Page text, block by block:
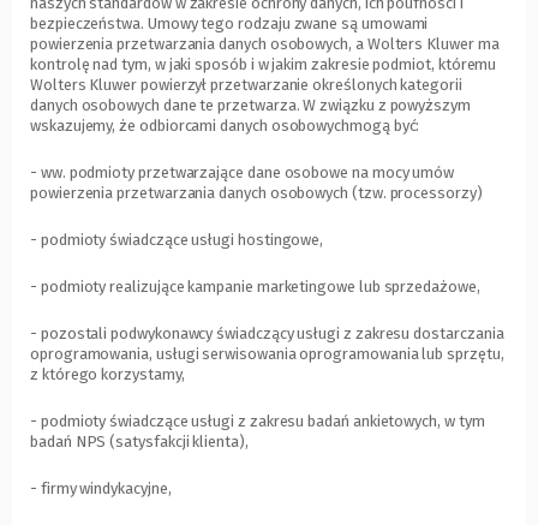
bezpieczeństwa. Umowy tego rodzaju zwane są umowami
powierzenia przetwarzania danych osobowych, a Wolters Kluwer ma
kontrolę nad tym, w jaki sposób i w jakim zakresie podmiot, któremu
Wolters Kluwer powierzył przetwarzanie określonych kategorii
danych osobowych dane te przetwarza. W związku z powyższym
wskazujemy, że odbiorcami danych osobowychmogą być:
- ww. podmioty przetwarzające dane osobowe na mocy umów
powierzenia przetwarzania danych osobowych (tzw. processorzy)
- podmioty świadczące usługi hostingowe,
- podmioty realizujące kampanie marketingowe lub sprzedażowe,
- pozostali podwykonawcy świadczący usługi z zakresu dostarczania
oprogramowania, usługi serwisowania oprogramowania lub sprzętu,
z którego korzystamy,
- podmioty świadczące usługi z zakresu badań ankietowych, w tym
badań NPS (satysfakcji klienta),
- firmy windykacyjne,